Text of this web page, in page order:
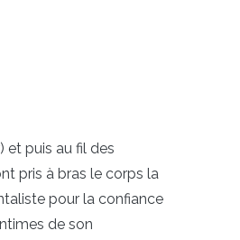
et puis au fil des
pris à bras le corps la
pour la confiance
de son